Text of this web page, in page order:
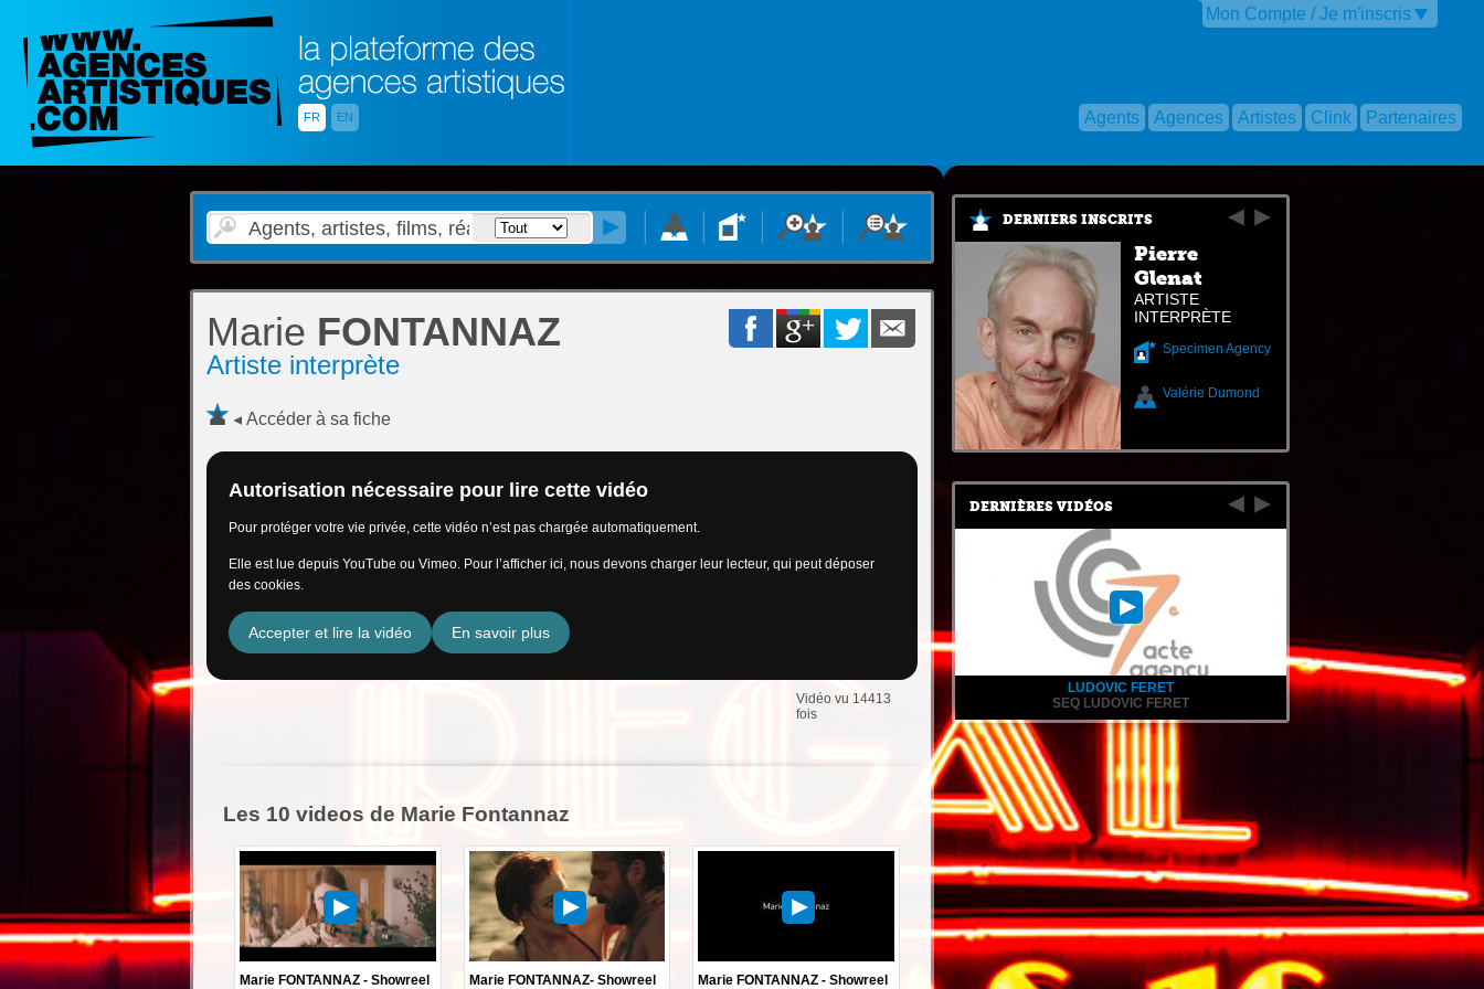
FR EN
Mon Compte / Je m'inscris
Agents Agences Artistes Clink Partenaires
Marie FONTANNAZ
Artiste interprète
Accéder à sa fiche
Autorisation nécessaire pour lire cette vidéo
Pour protéger votre vie privée, cette vidéo n’est pas chargée automatiquement.
Elle est lue depuis YouTube ou Vimeo. Pour l’afficher ici, nous devons charger leur lecteur, qui peut déposer
des cookies.
Accepter et lire la vidéo En savoir plus
Vidéo vu 14413
fois
Les 10 videos de Marie Fontannaz
Marie FONTANNAZ - Showreel Marie FONTANNAZ- Showreel Marie FONTANNAZ - Showreel
DERNIERS INSCRITS
Pierre
Glenat
ARTISTE
INTERPRÈTE
Specimen Agency
Valérie Dumond
DERNIÈRES VIDÉOS
LUDOVIC FERET
SEQ LUDOVIC FERET